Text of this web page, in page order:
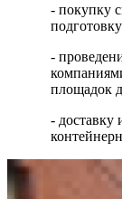
- покупку
-
площадок
- доставку